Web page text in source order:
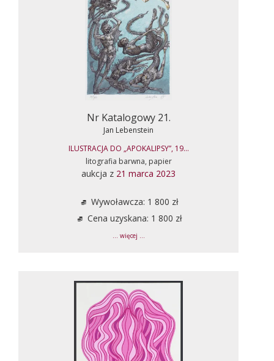
Nr Katalogowy 21.
Jan Lebenstein
ILUSTRACJA DO „APOKALIPSY”, 19...
litografia barwna, papier
aukcja z 21 marca 2023
Wywoławcza: 1 800 zł
Cena uzyskana: 1 800 zł
... więcej ...